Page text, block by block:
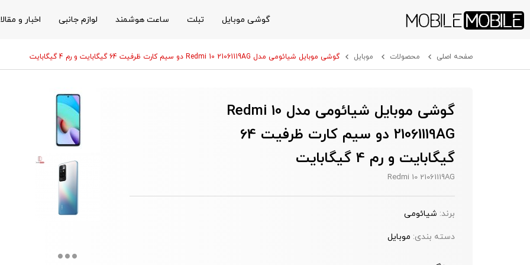
گوشی موبایل تبلت ساعت هوشمند لوازم جانبی اخبار و
صفحه اصلی محصولات موبایل گوشی موبایل شیائومی مدل Redmi 10 21061119AG دو سیم‌ کارت ظرفیت 64 گیگابایت و رم 4 گیگابایت
گوشی موبایل شیائومی مدل Redmi 10
21061119AG دو سیم‌ کارت ظرفیت 64
گیگابایت و رم 4 گیگابایت
Redmi 10 21061119AG
برند: شیائومی
دسته بندی: موبایل